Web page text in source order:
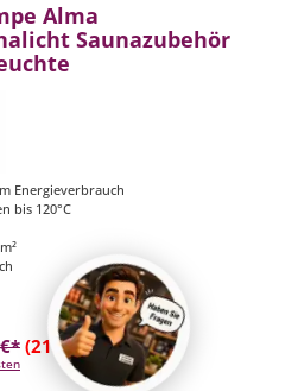
Alma
Saunazubehör
Energieverbrauch
bis 120°C
(21.08% gespart)